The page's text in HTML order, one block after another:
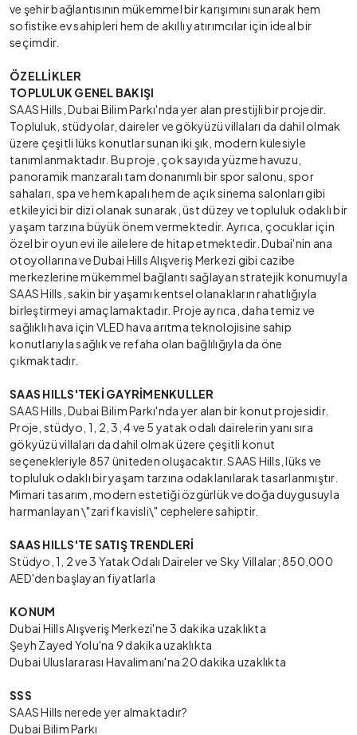
ve şehir bağlantısının mükemmel bir karışımını sunarak hem
sofistike ev sahipleri hem de akıllı yatırımcılar için ideal bir
seçimdir.
ÖZELLİKLER
TOPLULUK GENEL BAKIŞI
SAAS Hills, Dubai Bilim Parkı'nda yer alan prestijli bir projedir.
Topluluk, stüdyolar, daireler ve gökyüzü villaları da dahil olmak
üzere çeşitli lüks konutlar sunan iki şık, modern kulesiyle
tanımlanmaktadır. Bu proje, çok sayıda yüzme havuzu,
panoramik manzaralı tam donanımlı bir spor salonu, spor
sahaları, spa ve hem kapalı hem de açık sinema salonları gibi
etkileyici bir dizi olanak sunarak, üst düzey ve topluluk odaklı bir
yaşam tarzına büyük önem vermektedir. Ayrıca, çocuklar için
özel bir oyun evi ile ailelere de hitap etmektedir. Dubai'nin ana
otoyollarına ve Dubai Hills Alışveriş Merkezi gibi cazibe
merkezlerine mükemmel bağlantı sağlayan stratejik konumuyla
SAAS Hills, sakin bir yaşamı kentsel olanakların rahatlığıyla
birleştirmeyi amaçlamaktadır. Proje ayrıca, daha temiz ve
sağlıklı hava için VLED hava arıtma teknolojisine sahip
konutlarıyla sağlık ve refaha olan bağlılığıyla da öne
çıkmaktadır.
SAAS HILLS'TEKİ GAYRİMENKULLER
SAAS Hills, Dubai Bilim Parkı'nda yer alan bir konut projesidir.
Proje, stüdyo, 1, 2, 3, 4 ve 5 yatak odalı dairelerin yanı sıra
gökyüzü villaları da dahil olmak üzere çeşitli konut
seçenekleriyle 857 üniteden oluşacaktır. SAAS Hills, lüks ve
topluluk odaklı bir yaşam tarzına odaklanılarak tasarlanmıştır.
Mimari tasarım, modern estetiği özgürlük ve doğa duygusuyla
harmanlayan \"zarif kavisli\" cephelere sahiptir.
SAAS HILLS'TE SATIŞ TRENDLERİ
Stüdyo, 1, 2 ve 3 Yatak Odalı Daireler ve Sky Villalar; 850.000
AED'den başlayan fiyatlarla
KONUM
Dubai Hills Alışveriş Merkezi'ne 3 dakika uzaklıkta
Şeyh Zayed Yolu'na 9 dakika uzaklıkta
Dubai Uluslararası Havalimanı'na 20 dakika uzaklıkta
SSS
SAAS Hills nerede yer almaktadır?
Dubai Bilim Parkı